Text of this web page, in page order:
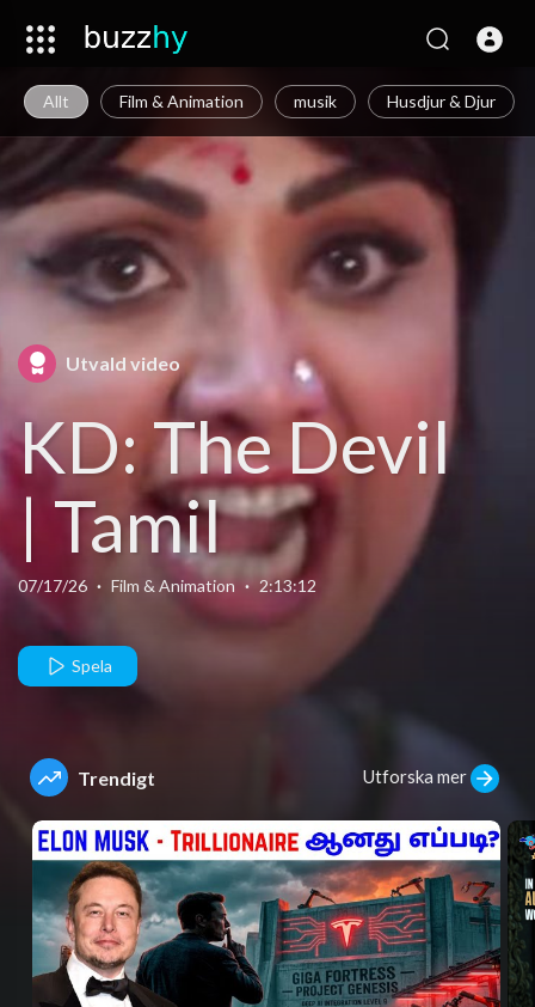
Allt Film & Animation musik Husdjur & Djur
Utvald video
KD: The Devil
| Tamil
Dubbed
Movie 2026
07/17/26 · Film & Animation · 2:13:12
Spela
Trendigt Utforska mer